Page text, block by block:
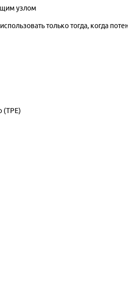
узлом
только тогда, когда
(TPE)